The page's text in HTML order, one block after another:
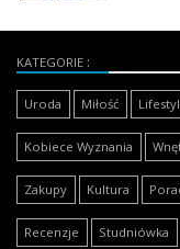
KATEGORIE
Uroda Miłość
Kobiece Wyznania
Zakupy Kultura
Recenzje Studniówka